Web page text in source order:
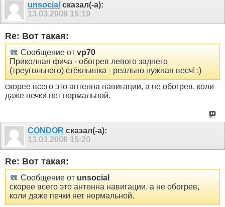
unsocial сказал(-а):
13.03.2008 15:19
Re: Вот такая:
Сообщение от vp70
Приколная фича - обогрев левого заднего
(треугольного) стёклышка - реально нужная весч! :)
скорее всего это антенна навигации, а не обогрев, коли
даже печки нет нормальной.
CONDOR сказал(-а):
13.03.2008 15:20
Re: Вот такая:
Сообщение от unsocial
скорее всего это антенна навигации, а не обогрев,
коли даже печки нет нормальной.